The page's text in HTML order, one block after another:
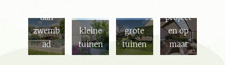
aan
zwemb
ad
kleine
tuinen
grote
tuinen
project
en op
maat